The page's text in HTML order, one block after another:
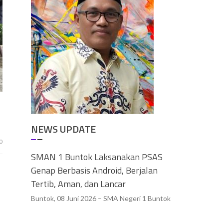
0
NEWS UPDATE
SMAN 1 Buntok Laksanakan PSAS
Genap Berbasis Android, Berjalan
Tertib, Aman, dan Lancar
Buntok, 08 Juni 2026 – SMA Negeri 1 Buntok